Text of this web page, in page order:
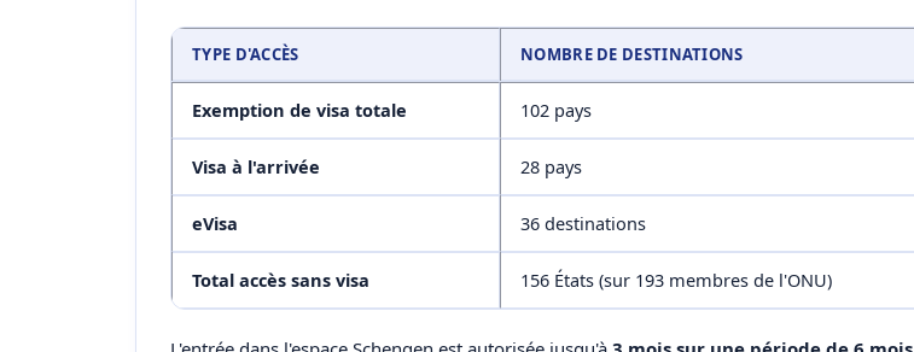
TYPE D'ACCÈS NOMBRE DE DESTINATIONS
Exemption de visa totale 102 pays
Visa à l'arrivée 28 pays
eVisa 36 destinations
Total accès sans visa 156 États (sur 193 membres de l'ONU)